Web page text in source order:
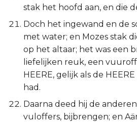
stak het hoofd aan, en die
Doch het ingewand en de
met water; en Mozes stak
op het altaar; het was een
liefelijken reuk, een
HEERE, gelijk als de
had.
Daarna deed hij de
vuloffers, bijbrengen; en